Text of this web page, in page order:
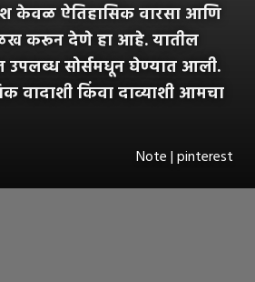
केवळ ऐतिहासिक वारसा आणि
करून देणे हा आहे. यातील
उपलब्ध सोर्समधून घेण्यात आली.
वादाशी किंवा दाव्याशी आमचा
Note | pinterest